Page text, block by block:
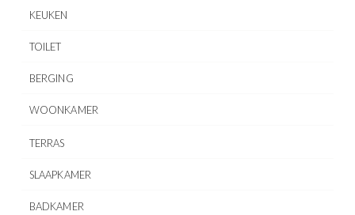
KEUKEN
TOILET
BERGING
WOONKAMER
TERRAS
SLAAPKAMER
BADKAMER